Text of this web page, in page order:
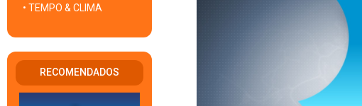
• TEMPO & CLIMA
RECOMENDADOS